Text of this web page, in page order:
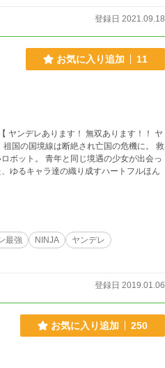
：ポリー … クラス委員長。ショウとナッ
登録日 2021.09.18
お気に入り追加 11
ボット。 青年と同じ境遇の少女が出会っ
最強 NINJA
ヤンデレ
登録日 2019.01.06
お気に入り追加 250